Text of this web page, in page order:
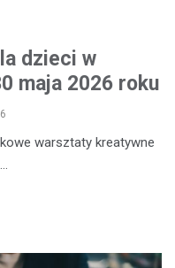
dzieci w
maja 2026 roku
warsztaty kreatywne